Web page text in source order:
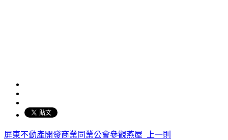
屏東不動產開發商業同業公會參觀燕屋 上一則